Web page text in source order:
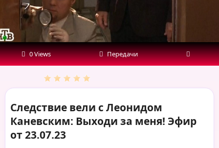
Эфир
от
23.07.23
0 Views Передачи
Следствие вели с Леонидом
Каневским: Выходи за меня! Эфир
от 23.07.23